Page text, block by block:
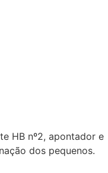
HB nº2, apontador e
dos pequenos.